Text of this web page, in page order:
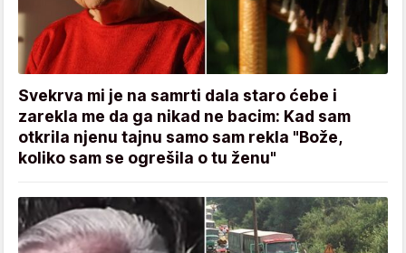
Svekrva mi je na samrti dala staro ćebe i
zarekla me da ga nikad ne bacim: Kad sam
otkrila njenu tajnu samo sam rekla "Bože,
koliko sam se ogrešila o tu ženu"